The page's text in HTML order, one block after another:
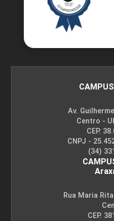
Av.
Centro -
CEP.
CNPJ -
(34)
Rua Maria
CEP.